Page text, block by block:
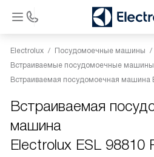
Electrolux
Посудомоечные машины
Встраиваемые посудомоечные машины
Встраиваемая посудомоечная машина
Встраиваемая
машина
Electrolux ESL 98810